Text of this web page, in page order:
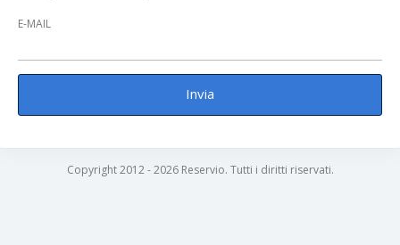
E-MAIL
Invia
Copyright 2012 - 2026 Reservio. Tutti i diritti riservati.